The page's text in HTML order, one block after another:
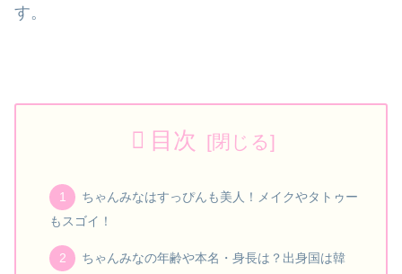
す。
目次
ちゃんみなはすっぴんも美人！メイクやタトゥー
もスゴイ！
ちゃんみなの年齢や本名・身長は？出身国は韓